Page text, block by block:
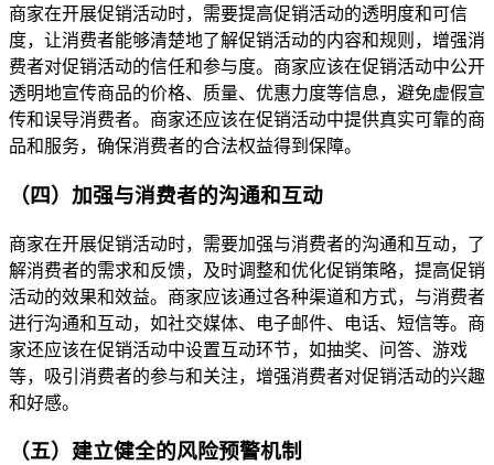
商家在开展促销活动时，需要提高促销活动的透明度和可信
度，让消费者能够清楚地了解促销活动的内容和规则，增强消
费者对促销活动的信任和参与度。商家应该在促销活动中公开
透明地宣传商品的价格、质量、优惠力度等信息，避免虚假宣
传和误导消费者。商家还应该在促销活动中提供真实可靠的商
品和服务，确保消费者的合法权益得到保障。
（四）加强与消费者的沟通和互动
商家在开展促销活动时，需要加强与消费者的沟通和互动，了
解消费者的需求和反馈，及时调整和优化促销策略，提高促销
活动的效果和效益。商家应该通过各种渠道和方式，与消费者
进行沟通和互动，如社交媒体、电子邮件、电话、短信等。商
家还应该在促销活动中设置互动环节，如抽奖、问答、游戏
等，吸引消费者的参与和关注，增强消费者对促销活动的兴趣
和好感。
（五）建立健全的风险预警机制